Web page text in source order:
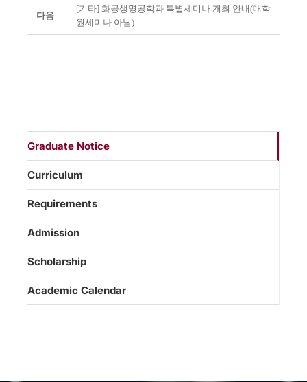
다음
[기타] 화공생명공학과 특별세미나 개최 안내(대학
원세미나 아님)
Graduate Notice
Curriculum
Requirements
Admission
Scholarship
Academic Calendar